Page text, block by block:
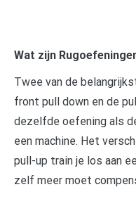
Wat zijn
Twee van de
front pull down en de
dezelfde oefening als
een machine. Het
pull-up train je los aan
zelf meer moet